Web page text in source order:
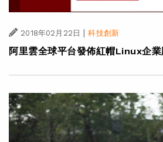
2018年02月22日 | 科技創新
阿里雲全球平台發佈紅帽Linux企業